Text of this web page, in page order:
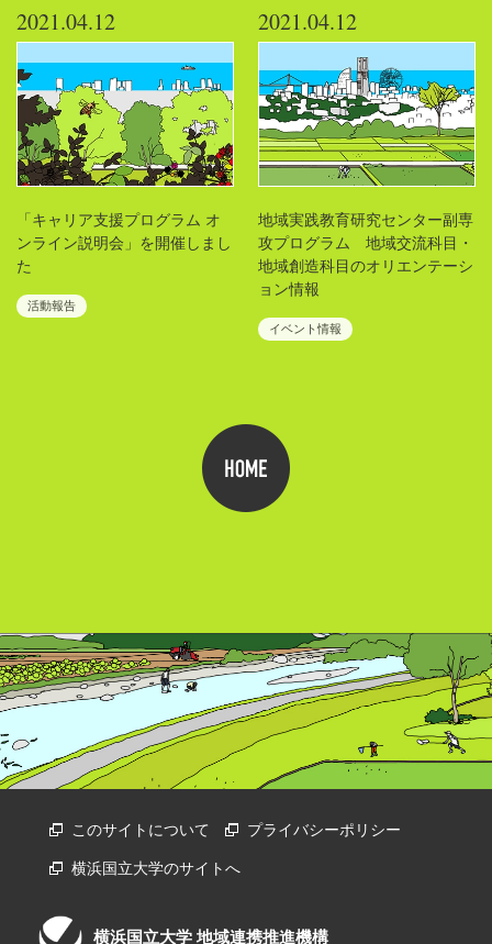
2021.04.12
「キャリア支援プログラム オ
ンライン説明会」を開催しまし
た
活動報告
2021.04.12
地域実践教育研究センター副専
攻プログラム 地域交流科目・
地域創造科目のオリエンテーシ
ョン情報
イベント情報
このサイトについて プライバシーポリシー
横浜国立大学のサイトへ
横浜国立大学 地域連携推進機構